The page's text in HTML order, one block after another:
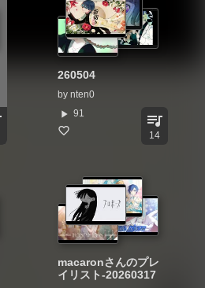
260504
by nten0
play_arrow 91 queue_music
14
macaronさんのプレ
イリスト-20260317